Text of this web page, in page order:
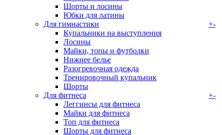
Шорты и лосины
Юбки для латины
Для гимнастики
+-
Купальники на выступления
Лосины
Майки, топы и футболки
Нижнее белье
Разогревочная одежда
Тренировочный купальник
Шорты
Для фитнеса
+-
Леггинсы для фитнеса
Майки для фитнеса
Топ для фитнеса
Шорты для фитнеса